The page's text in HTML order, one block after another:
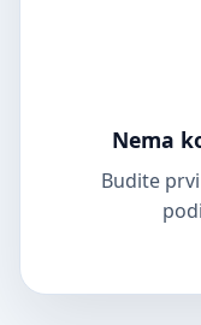
Nema
Budite